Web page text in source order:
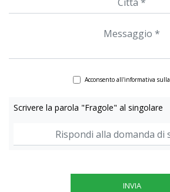
Acconsento all'informativa sulla
Scrivere la parola "Fragole" al singolare
INVIA